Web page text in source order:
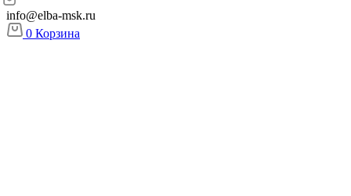
info@elba-msk.ru
0 Корзина